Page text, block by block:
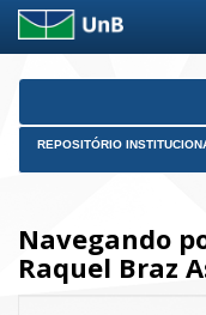
Skip
REPOSITÓRIO
Navegando
Raquel Braz